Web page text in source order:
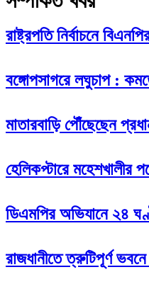
রাষ্ট্রপতি নির্বাচনে
বঙ্গোপসাগরে লঘুচাপ :
মাতারবাড়ি পৌঁছেছেন
হেলিকপ্টারে মহেশখালীর
ডিএমপির অভিযানে ২৪
রাজধানীতে ত্রুটিপূর্ণ